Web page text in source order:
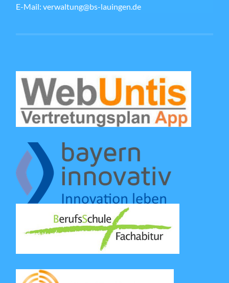
E-Mail: verwaltung@bs-lauingen.de